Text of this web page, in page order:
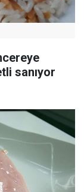
sanıyor